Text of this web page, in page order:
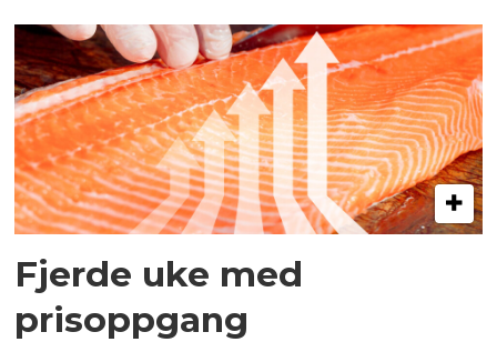
Fjerde uke med
prisoppgang